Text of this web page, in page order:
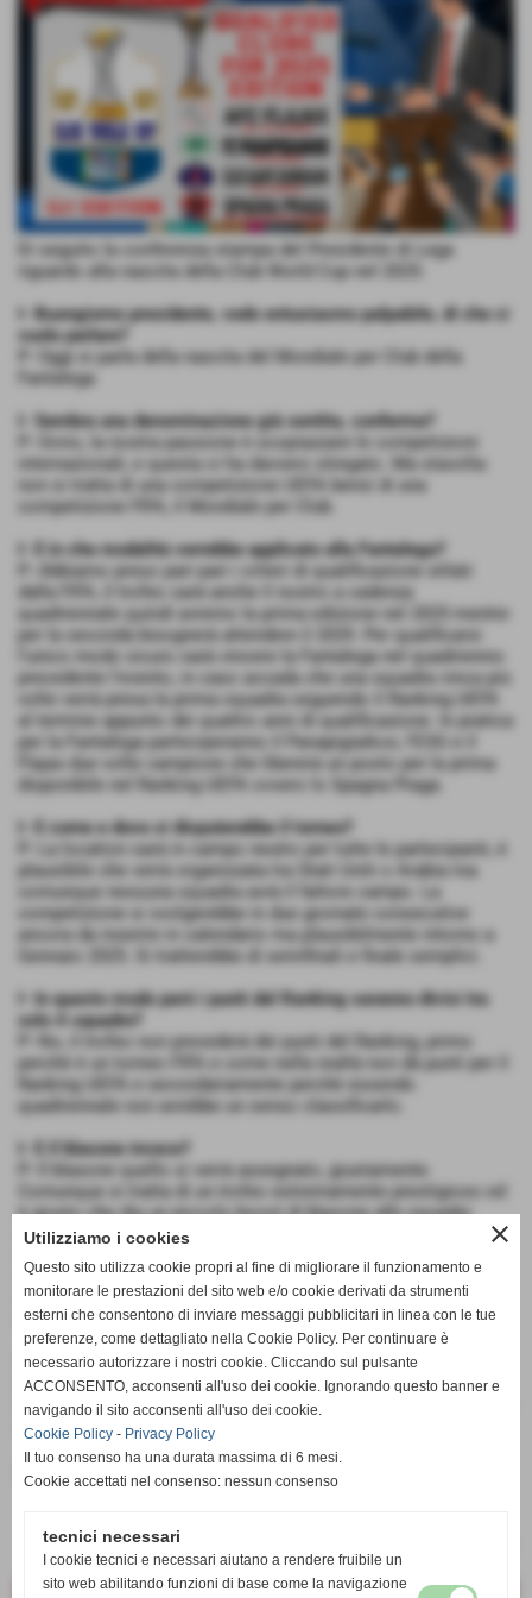
Di seguito la conferenza stampa del Presidente di Lega
riguardo alla nascita della Club World Cup nel 2025:
I- Buongiorno presidente, vedo entusiasmo palpabile, di che ci
vuole parlare?
P- Oggi si parla della nascita del Mondiale per Club della
Fantalega
I- Sembra una denominazione già sentita, conferma?
P- Ovvio, la nostra passione è scopiazzare le competizioni
internazionali, e questa ci ha davvero stregato. Ma stavolta
non si tratta di una competizione UEFA bensì di una
competizione FIFA, il Mondiale per Club.
I- E in che modalità verrebbe applicato alla Fantalega?
P- Abbiamo preso pari pari i criteri di qualificazione stilati
dalla FIFA, il trofeo sarà anche il nostro a cadenza
quadriennale quindi avremo la prima edizione nel 2025 mentre
per la seconda bisognerà attendere il 2029. Per qualificarsi
l'unico modo sicuro sarà vincere la Fantalega nel quadriennio
precedente l'evento, in caso accada che una squadra vinca più
volte verrà presa la prima squadra seguendo il Ranking UEFA
al termine appunto dei quattro anni di qualificazione. In pratica
per la Fantalega parteciperanno il Panapigiaikos, l'ESG e il
Flajax due volte campione che libererà un posto per la prima
disponibile nel Ranking UEFA ovvero lo Spagna Praga.
I- E come e dove si disputerebbe il torneo?
P- La location sarà in campo neutro per tutte le partecipanti, è
plausibile che verrà organizzata tra Stati Uniti o Arabia ma
comunque nessuna squadra avrà il fattore campo. La
competizione si svolgerebbe in due giornate consecutive
ancora da inserire in calendario ma plausibilmente intorno a
Gennaio 2025. Si tratterebbe di semifinali e finale semplici.
I- In questo modo però i punti del Ranking saranno divisi tra
solo 4 squadre?
P- No, il trofeo non prevederà dei punti del Ranking, primo
perchè è un torneo FIFA e come nella realtà non dà punti per il
Ranking UEFA e secondariamente perchè essendo
quadriennale non avrebbe un senso classificarlo.
I- E il blasone invece?
P- Il blasone quello si verrà assegnato, giustamente.
Comunque si tratta di un trofeo estremamente prestigioso ed
è giusto che dia un piccolo boost di blasone alle squadre
migliori. Gli Euro però non saranno detratti da quelli del totale
competizione autofinanzieranno il blasone del trofeo, si parla
di una cifra oscillante tra 20 e 25 Euro che verrà poi divisa in
maniera non equa tra vincente e finalista.
I- C'è molto entusiasmo intorno all'evento vero?
P- Senza dubbio, è una competizione a cui la Lega tiene
tantissimo e che mantiene un parallelismo con quanto accade
nel calcio reale mantendoci sempre al passo coi tempi.
inserisci un nuovo commento
<< precedente successivo >>
close
Utilizziamo i cookies
Questo sito utilizza cookie propri al fine di migliorare il funzionamento e
monitorare le prestazioni del sito web e/o cookie derivati da strumenti
esterni che consentono di inviare messaggi pubblicitari in linea con le tue
preferenze, come dettagliato nella Cookie Policy. Per continuare è
necessario autorizzare i nostri cookie. Cliccando sul pulsante
ACCONSENTO, acconsenti all'uso dei cookie. Ignorando questo banner e
navigando il sito acconsenti all'uso dei cookie.
Cookie Policy - Privacy Policy
Il tuo consenso ha una durata massima di 6 mesi.
Cookie accettati nel consenso: nessun consenso
tecnici necessari
I cookie tecnici e necessari aiutano a rendere fruibile un
sito web abilitando funzioni di base come la navigazione